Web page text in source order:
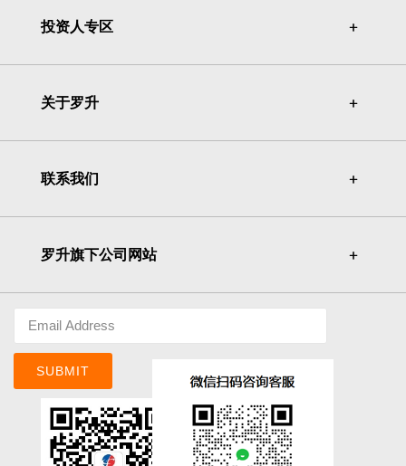
投资人专区 ＋
＋
关于罗升 ＋
＋
联系我们 ＋
＋
罗升旗下公司网站 ＋
＋
SUBMIT